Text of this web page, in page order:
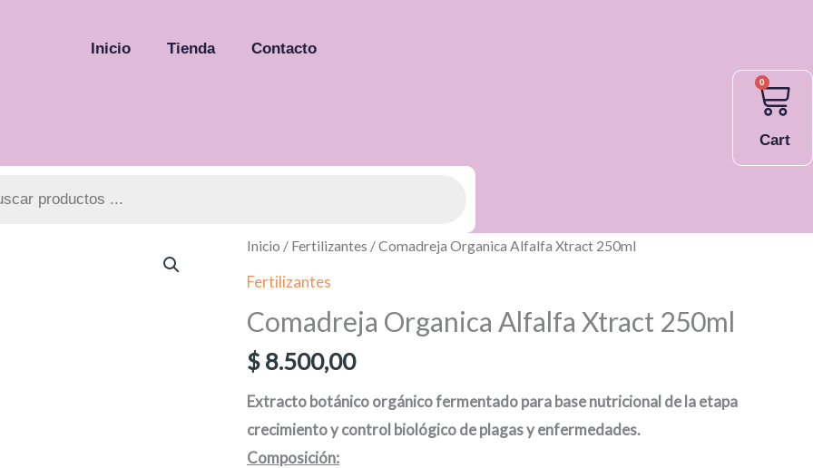
Inicio Tienda Contacto
0
Cart
Inicio / Fertilizantes / Comadreja Organica Alfalfa Xtract 250ml
Fertilizantes
Comadreja Organica Alfalfa Xtract 250ml
$ 8.500,00
Extracto botánico orgánico fermentado para base nutricional de la etapa
crecimiento y control biológico de plagas y enfermedades.
Composición: